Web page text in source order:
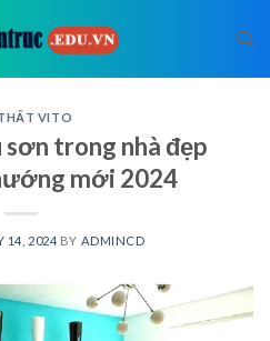
VITO
sơn trong nhà đẹp
mới 2024
14, 2024 BY ADMINCD